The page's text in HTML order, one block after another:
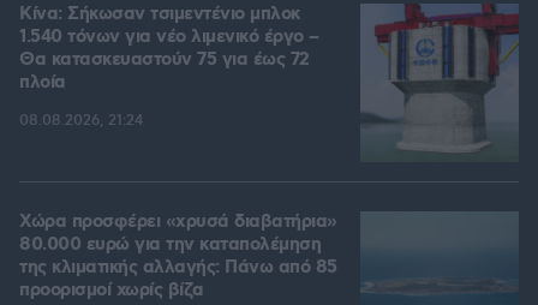
Κίνα: Σήκωσαν τσιμεντένιο μπλοκ
1.540 τόνων για νέο λιμενικό έργο –
Θα κατασκευαστούν 75 για έως 72
πλοία
08.08.2026, 21:24
Χώρα προσφέρει «χρυσά διαβατήρια»
80.000 ευρώ για την καταπολέμηση
της κλιματικής αλλαγής: Πάνω από 85
προορισμοί χωρίς βίζα